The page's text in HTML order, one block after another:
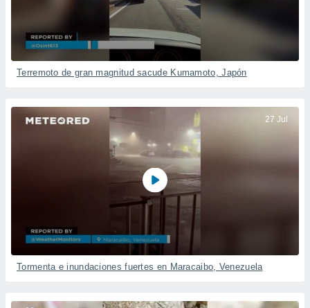
Terremoto de gran magnitud sacude Kumamoto, Japón
27 Jul
Tormenta e inundaciones fuertes en Maracaibo, Venezuela